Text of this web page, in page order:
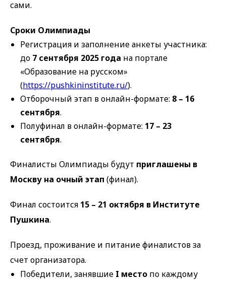
сами.
Сроки Олимпиады
Регистрация и заполнение анкеты участника:
до 7 сентября 2025 года на портале
«Образование на русском»
(https://pushkininstitute.ru/).
Отборочный этап в онлайн-формате: 8 – 16
сентября.
Полуфинал в онлайн-формате: 17 – 23
сентября.
Финалисты Олимпиады будут приглашены в
Москву на очный этап (финал).
Финал состоится 15 – 21 октября в Институте
Пушкина.
Проезд, проживание и питание финалистов за
счет организатора.
Победители, занявшие I место по каждому